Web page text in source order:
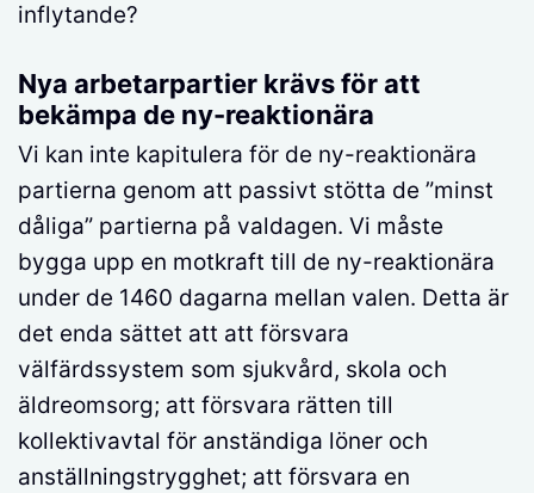
inflytande?
Nya arbetarpartier krävs för att
bekämpa de ny-reaktionära
Vi kan inte kapitulera för de ny-reaktionära
partierna genom att passivt stötta de ”minst
dåliga” partierna på valdagen. Vi måste
bygga upp en motkraft till de ny-reaktionära
under de 1460 dagarna mellan valen. Detta är
det enda sättet att att försvara
välfärdssystem som sjukvård, skola och
äldreomsorg; att försvara rätten till
kollektivavtal för anständiga löner och
anställningstrygghet; att försvara en